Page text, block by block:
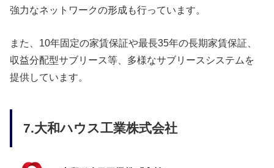
強力なネットワークの形成も行っています。
また、10年固定の家賃保証や最長35年の長期家賃保証、
収益分配型サブリース等、多様なサブリースシステムを
提供しています。
7.大和ハウス工業株式会社